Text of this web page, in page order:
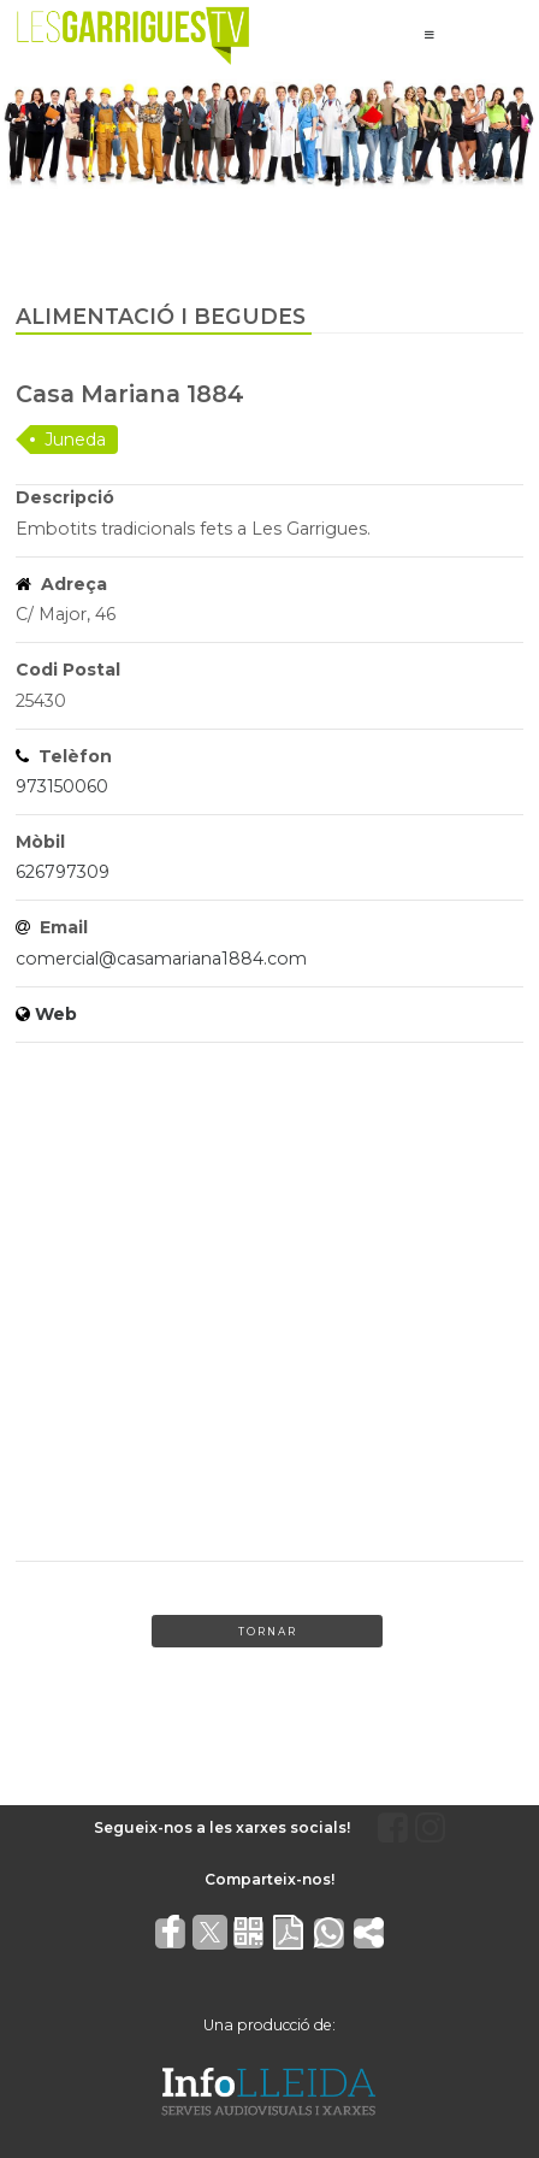
ALIMENTACIÓ I BEGUDES
Casa Mariana 1884
Juneda
Descripció
Embotits tradicionals fets a Les Garrigues.
Adreça
C/ Major, 46
Codi Postal
25430
Telèfon
973150060
Mòbil
626797309
Email
comercial@casamariana1884.com
Web
TORNAR
Segueix-nos a les xarxes socials!
Una producció de: